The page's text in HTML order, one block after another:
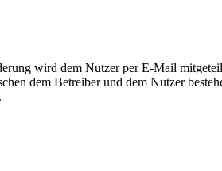
wird dem Nutzer per E-Mail
dem Betreiber und dem Nutzer